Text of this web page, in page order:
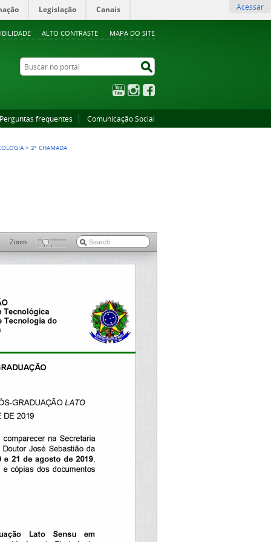
ALTO CONTRASTE MAPA DO SITE
Legislação Canais Acessar
Buscar no portal
YouTubeInstagram
Perguntas frequentes Comunicação Social
>2ª CHAMADA
Zoom